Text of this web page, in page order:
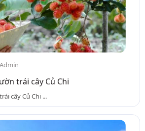
Admin
trái cây Củ Chi
cây Củ Chi ...